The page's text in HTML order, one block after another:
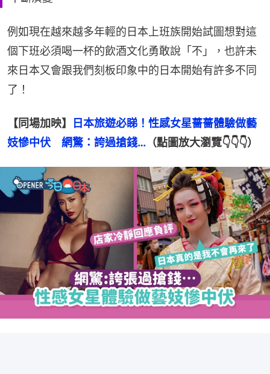
例如現在越來越多年輕的日本上班族開始試圖想對這
個下班必須喝一杯的飲酒文化勇敢說「不」，也許未
來日本又會跟我們刻板印象中的日本開始有許多不同
了！
【同場加映】
日本旅遊必睇！性感女星薔薔體驗做藝
妓慘中伏　網驚：誇過搶錢… （點圖放大瀏覽👇👇👇）